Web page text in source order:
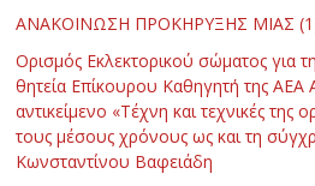
ΑΝΑΚΟΙΝΩΣΗ ΠΡΟΚΗΡΥΞΗΣ ΜΙΑΣ
Ορισμός Εκλεκτορικού σώματος για
θητεία Επίκουρου Καθηγητή της ΑΕΑ
αντικείμενο «Τέχνη και τεχνικές
τους μέσους χρόνους ως και τη
Κωνσταντίνου Βαφειάδη